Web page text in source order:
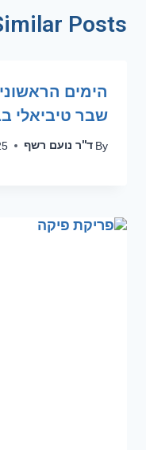
Posts
הימים
שבר טיביאלי
By ד''ר נועם רשף